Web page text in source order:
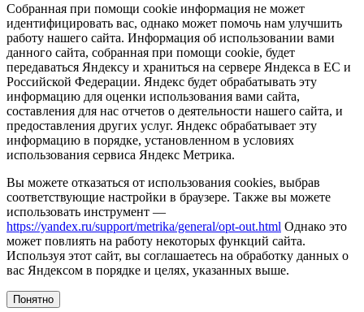
Собранная при помощи cookie информация не может
идентифицировать вас, однако может помочь нам улучшить
работу нашего сайта. Информация об использовании вами
данного сайта, собранная при помощи cookie, будет
передаваться Яндексу и храниться на сервере Яндекса в ЕС и
Российской Федерации. Яндекс будет обрабатывать эту
информацию для оценки использования вами сайта,
составления для нас отчетов о деятельности нашего сайта, и
предоставления других услуг. Яндекс обрабатывает эту
информацию в порядке, установленном в условиях
использования сервиса Яндекс Метрика.
Вы можете отказаться от использования cookies, выбрав
соответствующие настройки в браузере. Также вы можете
использовать инструмент —
https://yandex.ru/support/metrika/general/opt-out.html Однако это
может повлиять на работу некоторых функций сайта.
Используя этот сайт, вы соглашаетесь на обработку данных о
вас Яндексом в порядке и целях, указанных выше.
Понятно